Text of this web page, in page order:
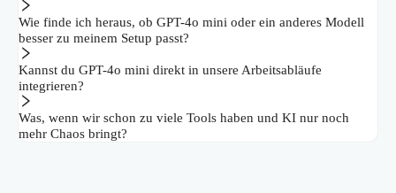
Wie finde ich heraus, ob GPT-4o mini oder ein anderes Modell
besser zu meinem Setup passt?
Kannst du GPT-4o mini direkt in unsere Arbeitsabläufe
integrieren?
Was, wenn wir schon zu viele Tools haben und KI nur noch
mehr Chaos bringt?